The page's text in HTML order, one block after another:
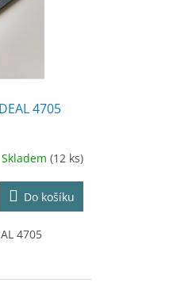
4705
Skladem (12 ks)
Do košíku
4705